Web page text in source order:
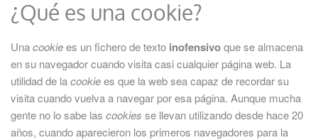
¿Qué es una cookie?
Unacookiees un fichero de texto inofensivoque se almacena
en su navegador cuando visita casi cualquier página web. La
utilidad de lacookiees que la web sea capaz de recordar su
visita cuando vuelva a navegar por esa página. Aunque mucha
gente no lo sabe las cookies se llevan utilizando desde hace 20
años, cuando aparecieron los primeros navegadores para la